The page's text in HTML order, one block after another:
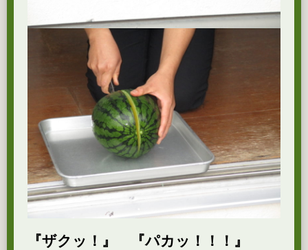
『ザクッ！』 『パカッ！！！』